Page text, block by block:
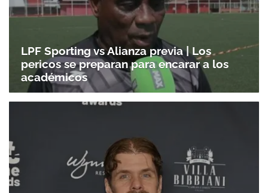
Gracias por suscribirte a nuestro boletín.
LPF Sporting vs Alianza previa | Los
pericos se preparan para encarar a los
académicos